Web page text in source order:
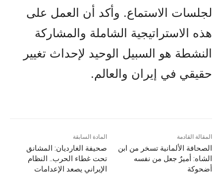
لجلسات الاستماع. وأكد أن العمل على
هذه الاستراتيجية الشاملة والمشاركة
النشطة هو السبيل الوحيد لإحداث تغيير
حقيقي في إيران والعالم.
المادة السابقة
صحيفة الغارديان: المشانق
تحت غطاء الحرب.. النظام
الإيراني يصعد الإعدامات
المقالة القادمة
الصحافة الألمانية تسخر من ابن
الشاه: أميرٌ جعل من نفسه
أضحوكة